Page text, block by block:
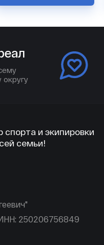
округу
спорта и экипировки
семьи!
250206756849